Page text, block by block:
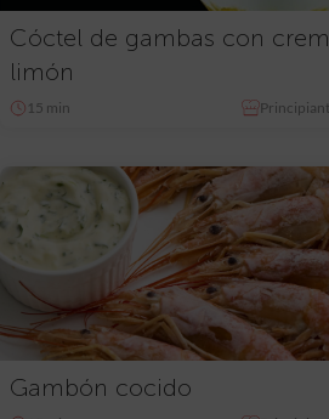
Cóctel de gambas con
limón
15 min
Gambón cocido